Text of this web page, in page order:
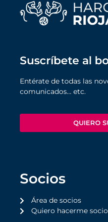
Suscríbete al
Entérate de todas las
comunicados… etc.
QUIERO
Socios
Área de socios
Quiero hacerme socio